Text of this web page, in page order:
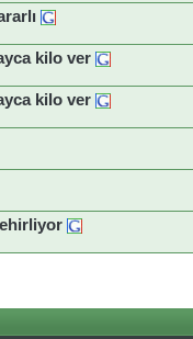
kilo ver
kilo ver